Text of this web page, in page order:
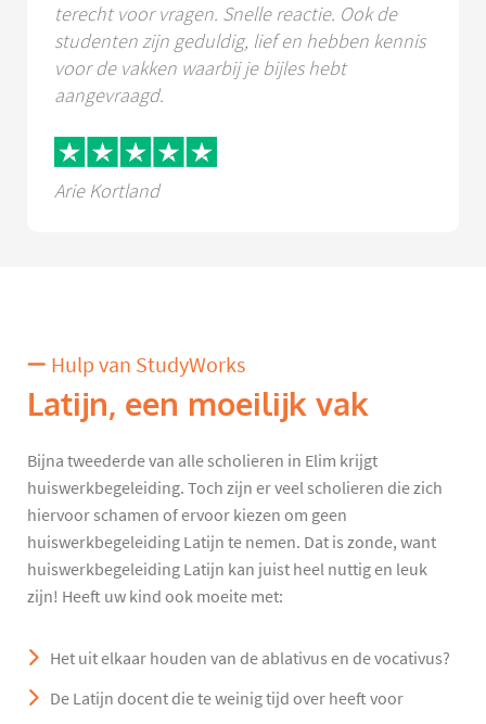
terecht voor vragen. Snelle reactie. Ook de
studenten zijn geduldig, lief en hebben kennis
voor de vakken waarbij je bijles hebt
aangevraagd.
Arie Kortland
Hulp van StudyWorks
Latijn, een moeilijk vak
Bijna tweederde van alle scholieren in Elim krijgt
huiswerkbegeleiding. Toch zijn er veel scholieren die zich
hiervoor schamen of ervoor kiezen om geen
huiswerkbegeleiding Latijn te nemen. Dat is zonde, want
huiswerkbegeleiding Latijn kan juist heel nuttig en leuk
zijn! Heeft uw kind ook moeite met:
Het uit elkaar houden van de ablativus en de vocativus?
De Latijn docent die te weinig tijd over heeft voor